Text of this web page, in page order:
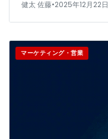
健太 佐藤•2025年12月22日
マーケティング・営業